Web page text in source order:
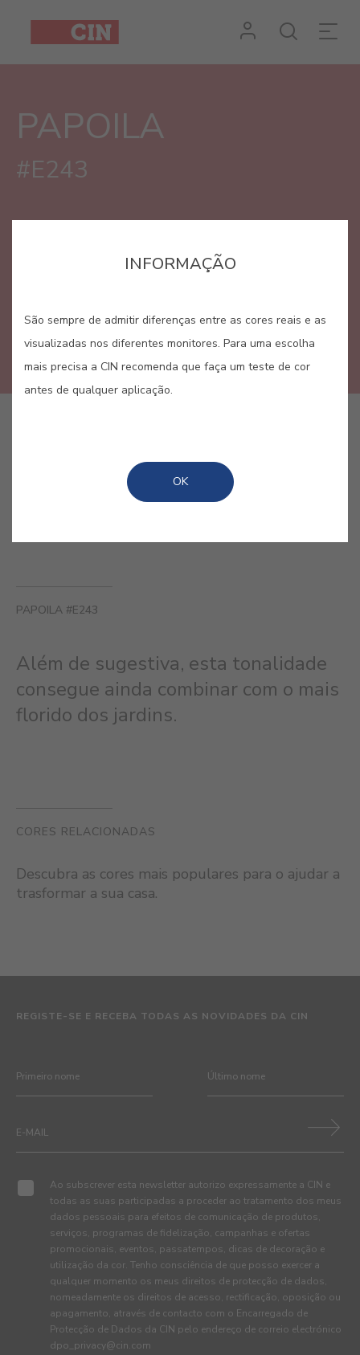
Cor
Papoila
interiores
PAPOILA
#E243
PAPOILA #E243
Além de sugestiva, esta tonalidade
consegue ainda combinar com o mais
florido dos jardins.
CORES RELACIONADAS
Descubra as cores mais populares para o ajudar a
trasformar a sua casa.
REGISTE-SE E RECEBA TODAS AS NOVIDADES DA CIN
Ao subscrever esta newsletter autorizo expressamente a CIN e
todas as suas participadas a proceder ao tratamento dos meus
dados pessoais para efeitos de comunicação de produtos,
serviços, programas de fidelização, campanhas e ofertas
promocionais, eventos, passatempos, dicas de decoração e
utilização da cor. Tenho consciência de que posso exercer a
qualquer momento os meus direitos de protecção de dados,
nomeadamente os direitos de acesso, rectificação, oposição ou
apagamento, através de contacto com o Encarregado de
Protecção de Dados da CIN pelo endereço de correio electrónico
dpo_privacy@cin.com
INFORMAÇÃO
São sempre de admitir diferenças entre as cores reais e as
visualizadas nos diferentes monitores. Para uma escolha
mais precisa a CIN recomenda que faça um teste de cor
antes de qualquer aplicação.
OK